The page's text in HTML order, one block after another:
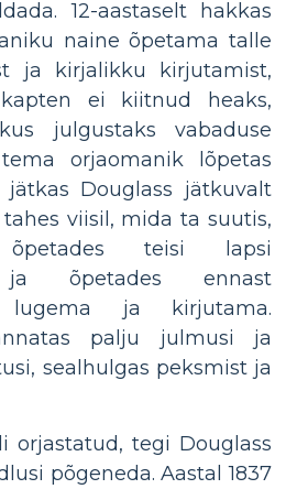
12-aastaselt hakkas
naine õpetama talle
ja kirjalikku kirjutamist,
ei kiitnud heaks,
julgustaks vabaduse
orjaomanik lõpetas
jätkas Douglass jätkuvalt
viisil, mida ta suutis,
õpetades teisi lapsi
ja õpetades ennast
lugema ja kirjutama.
palju julmusi ja
sealhulgas peksmist ja
orjastatud, tegi Douglass
põgeneda. Aastal 1837